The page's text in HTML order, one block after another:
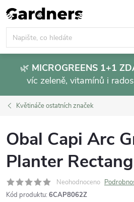
Přejít
na
obsah
🌿 MICROGREENS 1+1
víc zeleně, vitamínů i
Květináče ostatních značek
Obal Capi Arc
Planter
Neohodnoceno
Kód produktu: 6CAP8062Z